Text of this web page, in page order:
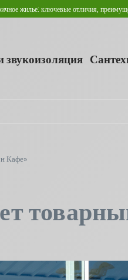
ключевые отличия, преимущества и
звукоизоляция
Кафе»